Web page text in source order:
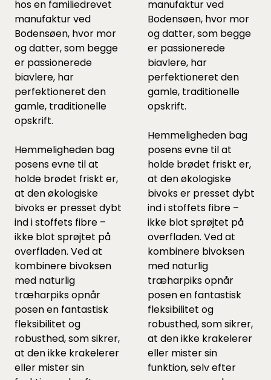
hos en familiedrevet
manufaktur ved
Bodensøen, hvor mor
og datter, som begge
er passionerede
biavlere, har
perfektioneret den
gamle, traditionelle
opskrift.
Hemmeligheden bag
posens evne til at
holde brødet friskt er,
at den økologiske
bivoks er presset dybt
ind i stoffets fibre –
ikke blot sprøjtet på
overfladen. Ved at
kombinere bivoksen
med naturlig
træharpiks opnår
posen en fantastisk
fleksibilitet og
robusthed, som sikrer,
at den ikke krakelerer
eller mister sin
manufaktur ved
Bodensøen, hvor mor
og datter, som begge
er passionerede
biavlere, har
perfektioneret den
gamle, traditionelle
opskrift.
Hemmeligheden bag
posens evne til at
holde brødet friskt er,
at den økologiske
bivoks er presset dybt
ind i stoffets fibre –
ikke blot sprøjtet på
overfladen. Ved at
kombinere bivoksen
med naturlig
træharpiks opnår
posen en fantastisk
fleksibilitet og
robusthed, som sikrer,
at den ikke krakelerer
eller mister sin
funktion, selv efter